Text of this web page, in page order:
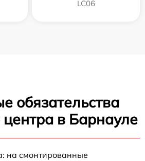
LC06
обязательства
центра в Барнауле
на смонтированные